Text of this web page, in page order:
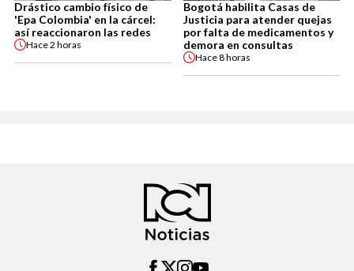
Drástico cambio físico de
'Epa Colombia' en la cárcel:
así reaccionaron las redes
Hace2 horas
Bogotá habilita Casas de
Justicia para atender quejas
por falta de medicamentos y
demora en consultas
Hace8 horas